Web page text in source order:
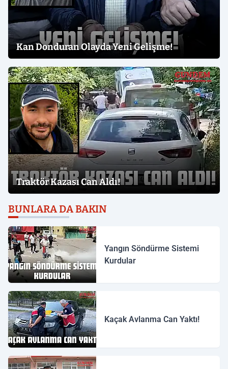
Kan Donduran Olayda Yeni Gelişme!
Traktör Kazası Can Aldı!
BUNLARA DA BAKIN
Yangın Söndürme Sistemi
Kurdular
Kaçak Avlanma Can Yaktı!